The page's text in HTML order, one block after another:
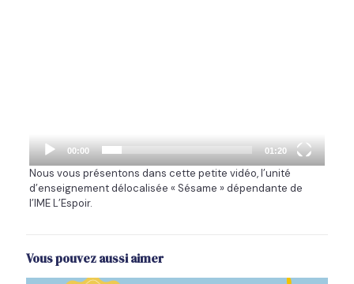
00:00 01:20
Nous vous présentons dans cette petite vidéo, l’unité
d’enseignement délocalisée « Sésame » dépendante de
l’IME L’Espoir.
Vous pouvez aussi aimer